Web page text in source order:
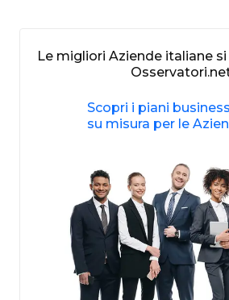
Le migliori Aziende italiane
Scopri i piani business
su misura per le